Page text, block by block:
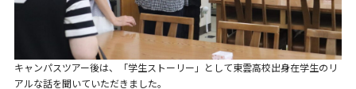
キャンパスツアー後は、「学生ストーリー」として東雲高校出身在学生のリ
アルな話を聞いていただきました。